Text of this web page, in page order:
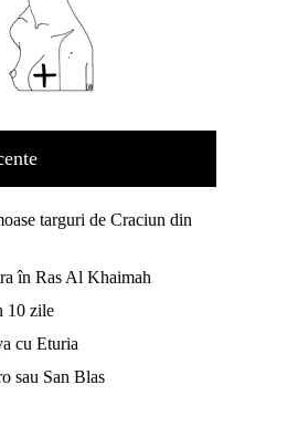
targuri de Craciun din
în Ras Al Khaimah
10 zile
cu Eturia
sau San Blas